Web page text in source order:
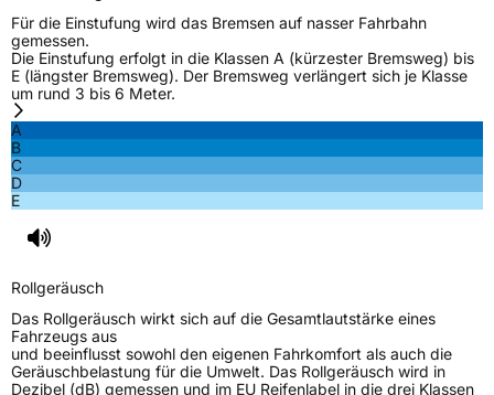
EPREL ID607860
Allgemeine Produktsicherheit (GPSR)
HerstellerkontaktROTALLA, Room 608 Sunyard International
Creative Center 1750 Jianghong Road
Binjiang District Hangzhou,
zhaoye@enjoytyre.com
Verantwortliche
in der EU
Für die Einstufung wird das Bremsen auf nasser Fahrbahn
gemessen.
Die Einstufung erfolgt in die Klassen A (kürzester Bremsweg) bis
E (längster Bremsweg). Der Bremsweg verlängert sich je Klasse
um rund 3 bis 6 Meter.
A
B
C
D
E
Rollgeräusch
Das Rollgeräusch wirkt sich auf die Gesamtlautstärke eines
Fahrzeugs aus
und beeinflusst sowohl den eigenen Fahrkomfort als auch die
Geräuschbelastung für die Umwelt. Das Rollgeräusch wird in
Dezibel (dB) gemessen und im EU Reifenlabel in die drei Klassen